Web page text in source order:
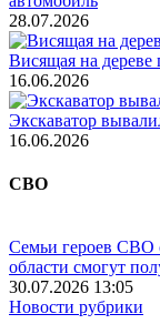
28.07.2026
Висящая на дереве
16.06.2026
Экскаватор
16.06.2026
СВО
Семьи героев СВО
области смогут
30.07.2026 13:05
Новости рубрики